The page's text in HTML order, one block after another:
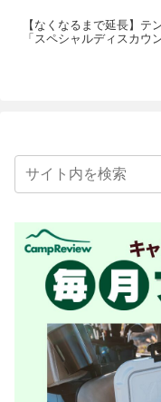
【なくなるまで延長】テ
「スペシャルディスカウ